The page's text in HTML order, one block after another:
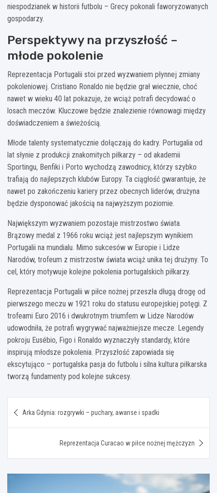
niespodzianek w historii futbolu – Grecy pokonali faworyzowanych
gospodarzy.
Perspektywy na przyszłość –
młode pokolenie
Reprezentacja Portugalii stoi przed wyzwaniem płynnej zmiany
pokoleniowej. Cristiano Ronaldo nie będzie grał wiecznie, choć
nawet w wieku 40 lat pokazuje, że wciąż potrafi decydować o
losach meczów. Kluczowe będzie znalezienie równowagi między
doświadczeniem a świeżością.
Młode talenty systematycznie dołączają do kadry. Portugalia od
lat słynie z produkcji znakomitych piłkarzy – od akademii
Sportingu, Benfiki i Porto wychodzą zawodnicy, którzy szybko
trafiają do najlepszych klubów Europy. Ta ciągłość gwarantuje, że
nawet po zakończeniu kariery przez obecnych liderów, drużyna
będzie dysponować jakością na najwyższym poziomie.
Największym wyzwaniem pozostaje mistrzostwo świata.
Brązowy medal z 1966 roku wciąż jest najlepszym wynikiem
Portugalii na mundialu. Mimo sukcesów w Europie i Lidze
Narodów, trofeum z mistrzostw świata wciąż unika tej drużyny. To
cel, który motywuje kolejne pokolenia portugalskich piłkarzy.
Reprezentacja Portugalii w piłce nożnej przeszła długą drogę od
pierwszego meczu w 1921 roku do statusu europejskiej potęgi. Z
trofeami Euro 2016 i dwukrotnym triumfem w Lidze Narodów
udowodniła, że potrafi wygrywać najważniejsze mecze. Legendy
pokroju Eusébio, Figo i Ronaldo wyznaczyły standardy, które
inspirują młodsze pokolenia. Przyszłość zapowiada się
ekscytująco – portugalska pasja do futbolu i silna kultura piłkarska
tworzą fundamenty pod kolejne sukcesy.
wpisu
Arka Gdynia: rozgrywki – puchary, awanse i spadki
Reprezentacja Curacao w piłce nożnej mężczyzn